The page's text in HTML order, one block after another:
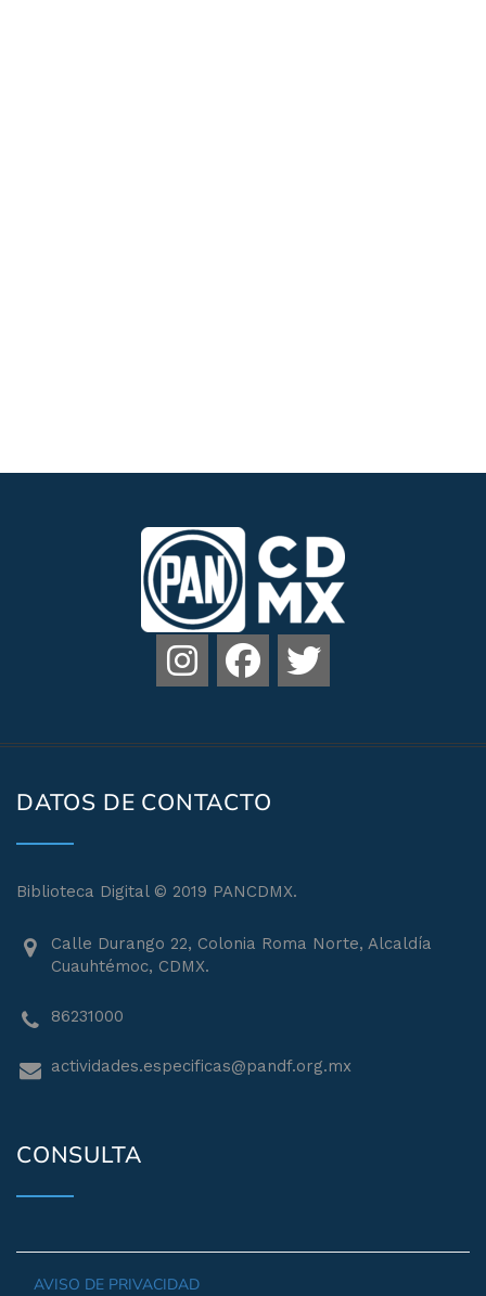
DATOS DE CONTACTO
Biblioteca Digital © 2019 PANCDMX.
Calle Durango 22, Colonia Roma Norte, Alcaldía
Cuauhtémoc, CDMX.
86231000
actividades.especificas@pandf.org.mx
CONSULTA
AVISO DE PRIVACIDAD